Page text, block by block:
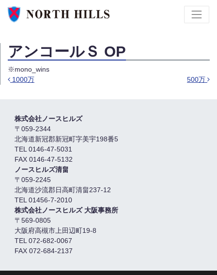
アンコールＳ OP
※mono_wins
1000万 500万
株式会社ノースヒルズ
〒059-2344
北海道新冠郡新冠町字美宇198番5
TEL 0146-47-5031
FAX 0146-47-5132
ノースヒルズ清畠
〒059-2245
北海道沙流郡日高町清畠237-12
TEL 01456-7-2010
株式会社ノースヒルズ 大阪事務所
〒569-0805
大阪府高槻市上田辺町19-8
TEL 072-682-0067
FAX 072-684-2137